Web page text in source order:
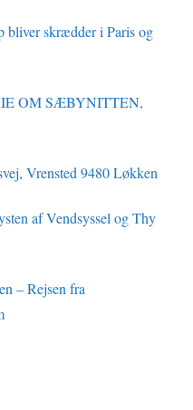
bliver skrædder i Paris og
OM SÆBYNITTEN,
Vrensted 9480 Løkken
af Vendsyssel og Thy
– Rejsen fra